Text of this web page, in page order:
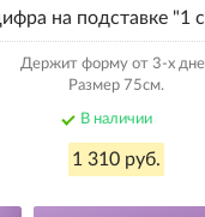
на подставке "1
Держит форму от 3-х
Размер 75см.
В наличии
1 310 руб.